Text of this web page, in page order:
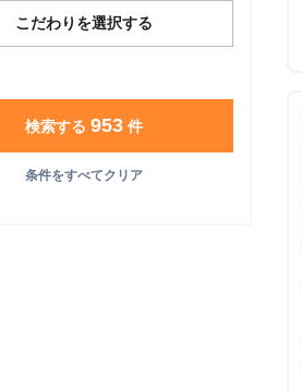
こだわりを選択する
検索する 953件
条件をすべてクリア